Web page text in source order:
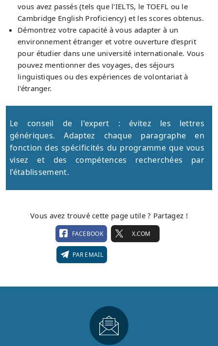
vous avez passés (tels que l'IELTS, le TOEFL ou le
Cambridge English Proficiency) et les scores obtenus.
Démontrez votre capacité à vous adapter à un
environnement étranger et votre ouverture d'esprit
pour étudier dans une université internationale. Vous
pouvez mentionner des voyages, des séjours
linguistiques ou des expériences de volontariat à
l'étranger.
Le conseil de l'expert : évitez les lettres
génériques. Adaptez chaque paragraphe en
fonction des spécificités du programme que vous
visez et des compétences recherchées par
l’établissement.
Vous avez trouvé cette page utile ? Partagez !
FACEBOOK X.COM
PAR EMAIL